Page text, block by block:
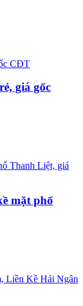
giá gốc
mặt phố